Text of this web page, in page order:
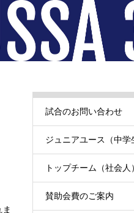
試合のお問い合わせ
ジュニアユース（中学
トップチーム（社会人
賛助会費のご案内